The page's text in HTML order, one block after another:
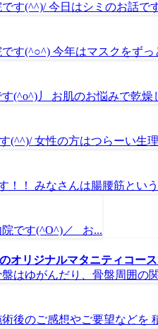
す(^^)/ 今日はシミのお話で
す(^○^) 今年はマスクをずっ
(^o^)丿 お肌のお悩みで乾燥
(^^)/ 女性の方はつらーい生
！！ みなさんは腸腰筋とい
院です(^O^)／ お...
オリジナルマタニティコー
はゆがんだり、骨盤周囲の
後のご感想やご要望などを